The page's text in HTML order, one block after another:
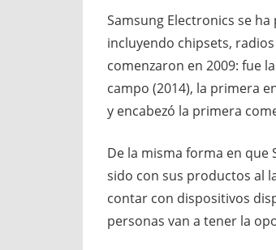
Samsung Electronics se
incluyendo chipsets,
comenzaron en 2009: fue
campo (2014), la primera
y encabezó la primera
De la misma forma en que
sido con sus productos al
contar con dispositivos
personas van a tener la